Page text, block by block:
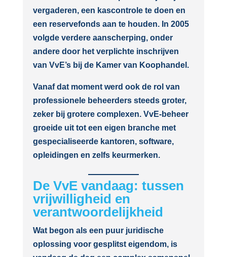
vergaderen, een kascontrole te doen en
een reservefonds aan te houden. In 2005
volgde verdere aanscherping, onder
andere door het verplichte inschrijven
van VvE’s bij de Kamer van Koophandel.
Vanaf dat moment werd ook de rol van
professionele beheerders steeds groter,
zeker bij grotere complexen. VvE-beheer
groeide uit tot een eigen branche met
gespecialiseerde kantoren, software,
opleidingen en zelfs keurmerken.
De VvE vandaag: tussen
vrijwilligheid en
verantwoordelijkheid
Wat begon als een puur juridische
oplossing voor gesplitst eigendom, is